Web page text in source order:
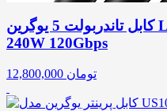
کابل تاندربولت 5 یوگرین L703 45996 16K@60HZ
240W 120Gbps
12,800,000 تومان